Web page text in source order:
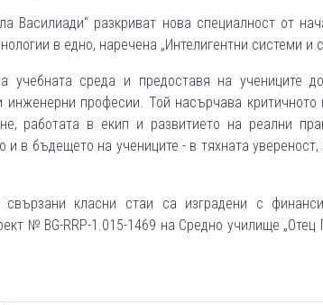
Василиади“ разкриват нова специалност от
в едно, наречена „Интелигентни системи и
среда и предоставя на учениците
професии. Той насърчава критичното
работата в екип и развитието на реални
в бъдещето на учениците - в тяхната увереност,
свързани класни стаи са изградени с
№ BG-RRP-1.015-1469 на Средно училище „Отец